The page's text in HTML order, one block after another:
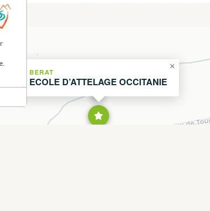
BERAT
ECOLE D’ATTELAGE OCCITANIE
×